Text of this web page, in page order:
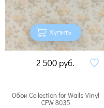
Купить
2 500 руб.
Обои Collection for Walls Vinyl
CFW 8035